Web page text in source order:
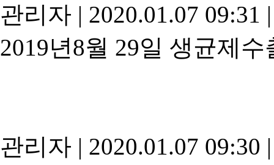
관리자 | 2020.01.07 09:31 |
2019년8월 29일 생균제수
관리자 | 2020.01.07 09:30 |